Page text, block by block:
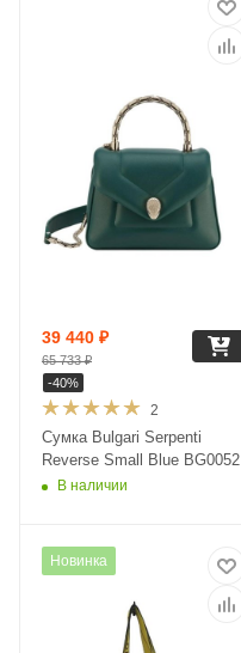
2
Сумка Bulgari Serpenti
Reverse Small Blue BG0052
В наличии
39 440 ₽
65 733₽
-40%
Новинка